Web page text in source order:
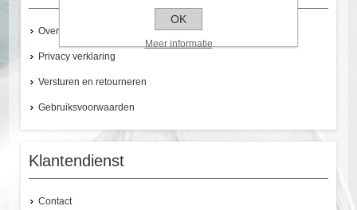
Over ons
Privacy verklaring
Versturen en retourneren
Gebruiksvoorwaarden
Klantendienst
Contact
OK
Meer informatie